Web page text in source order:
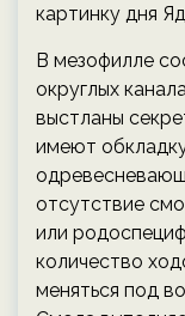
картинку дня
В мезофилле
округлых
выстланы
имеют
отсутствие
или
количество
меняться под